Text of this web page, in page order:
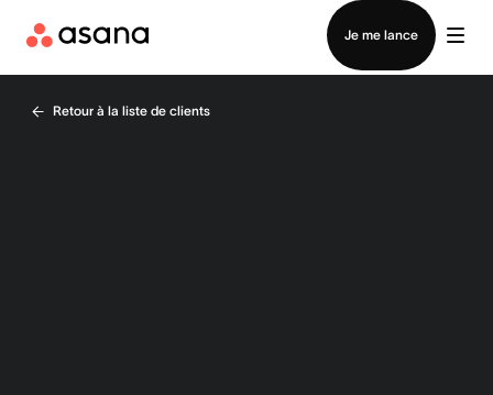
Je me lance
Contacter le service commercial
Retour à la liste de clients